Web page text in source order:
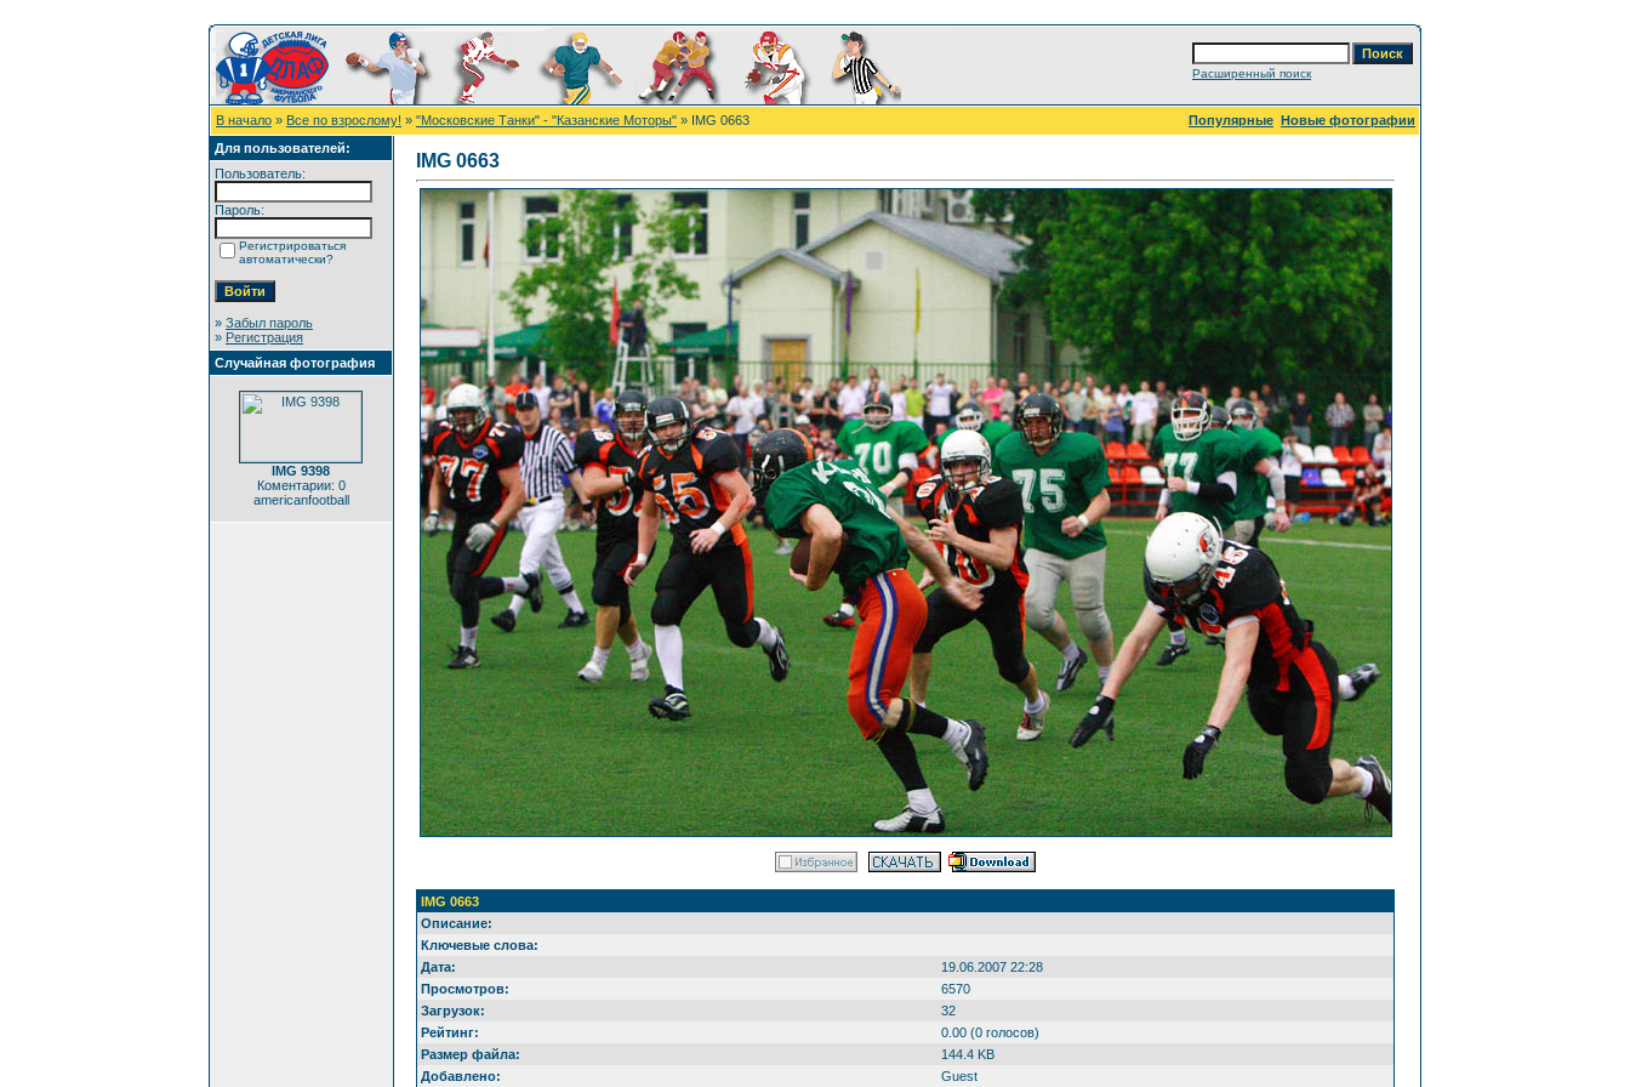
Расширенный поиск
В начало » Все по взрослому! » "Московские Танки" - "Казанские Моторы" » IMG 0663 Популярные Новые фотографии
Для пользователей:
Пользователь:
Пароль:
Регистрироваться
автоматически?
» Забыл пароль
» Регистрация
Случайная фотография
IMG 9398
Коментарии: 0
americanfootball
IMG 0663
IMG 0663
Описание:
Ключевые слова:
Дата:
19.06.2007 22:28
Просмотров:
6570
Загрузок:
32
Рейтинг:
0.00 (0 голосов)
Размер файла:
144.4 KB
Добавлено:
Guest